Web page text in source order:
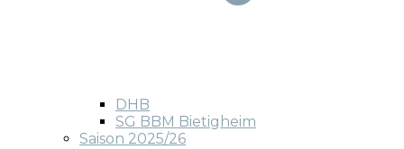
DHB
SG BBM Bietigheim
Saison 2025/26